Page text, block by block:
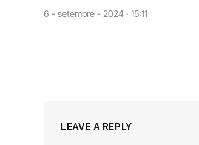
6 - setembre - 2024 · 15:11
LEAVE A REPLY